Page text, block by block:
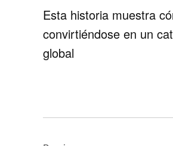
Esta historia muestra
convirtiéndose en un
global